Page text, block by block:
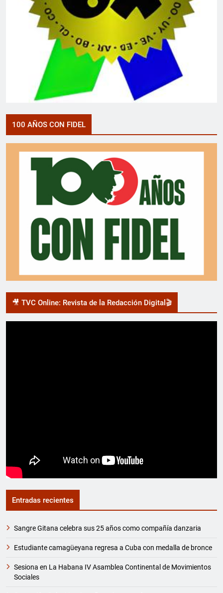
100 AÑOS CON FIDEL
🎥 TVC Online: Revista de la Redacción Digital🎬
Entradas recientes
Sangre Gitana celebra sus 25 años como compañía danzaria
Estudiante camagüeyana regresa a Cuba con medalla de bronce
Sesiona en La Habana IV Asamblea Continental de Movimientos
Sociales